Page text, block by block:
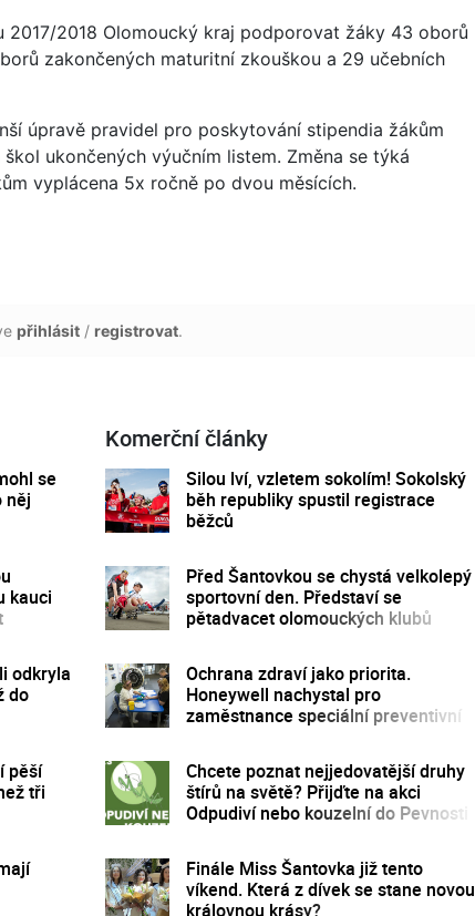
2018 Olomoucký kraj podporovat žáky 43 oborů
zakončených maturitní zkouškou a 29 učebních
úpravě pravidel pro poskytování stipendia žákům
ukončených výučním listem. Změna se týká
vyplácena 5x ročně po dvou měsících.
přihlásit / registrovat.
se
něj
kauci
odkryla
do
pěší
tři
Komerční články
Silou lví, vzletem sokolím! Sokolský
běh republiky spustil registrace
běžců
Před Šantovkou se chystá velkolepý
sportovní den. Představí se
pětadvacet olomouckých klubů
Ochrana zdraví jako priorita.
Honeywell nachystal pro
zaměstnance speciální preventivní
Chcete poznat nejjedovatější druhy
štírů na světě? Přijďte na akci
Odpudiví nebo kouzelní do Pevnosti
Finále Miss Šantovka již tento
víkend. Která z dívek se stane novou
královnou krásy?